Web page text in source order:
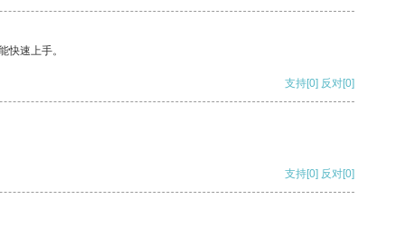
快速上手。
支持[0] 反对[0]
支持[0] 反对[0]